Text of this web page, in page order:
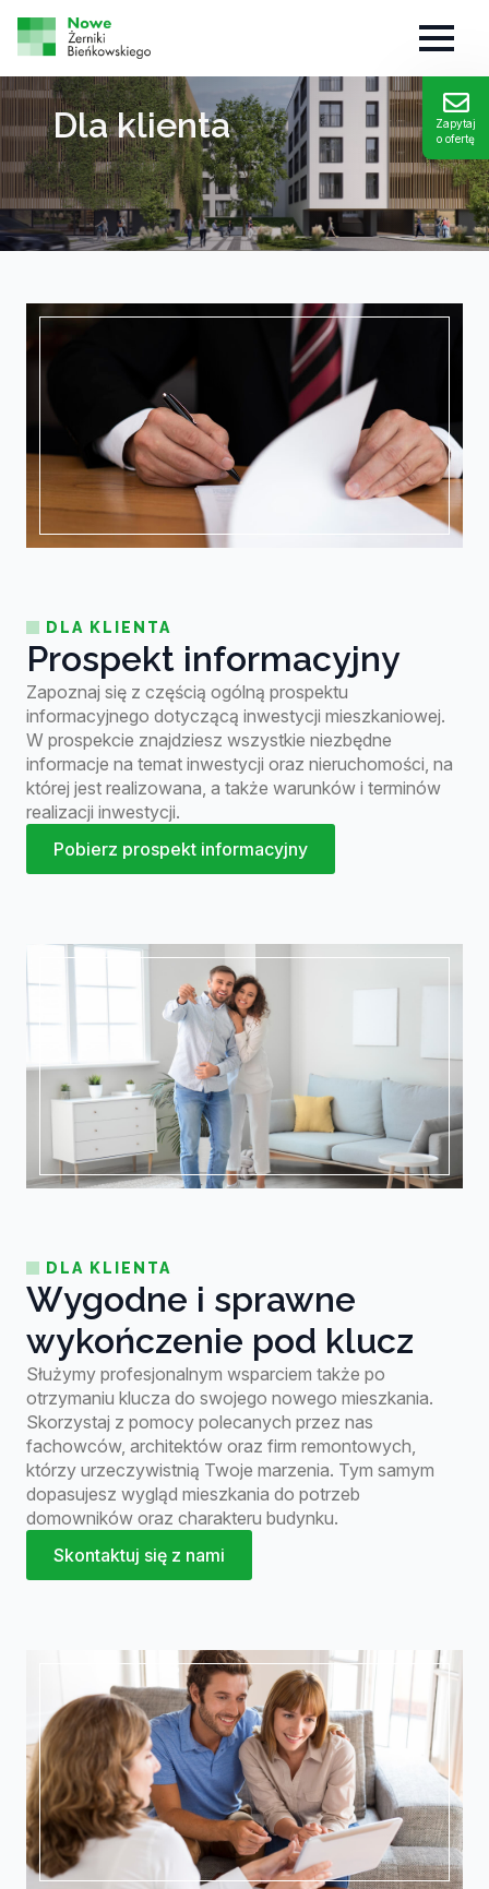
Zapytaj
o ofertę
Dla klienta
DLA KLIENTA
Prospekt informacyjny
Zapoznaj się z częścią ogólną prospektu
informacyjnego dotyczącą inwestycji mieszkaniowej.
W prospekcie znajdziesz wszystkie niezbędne
informacje na temat inwestycji oraz nieruchomości, na
której jest realizowana, a także warunków i terminów
realizacji inwestycji.
Pobierz prospekt informacyjny
DLA KLIENTA
Wygodne i sprawne
wykończenie pod klucz
Służymy profesjonalnym wsparciem także po
otrzymaniu klucza do swojego nowego mieszkania.
Skorzystaj z pomocy polecanych przez nas
fachowców, architektów oraz firm remontowych,
którzy urzeczywistnią Twoje marzenia. Tym samym
dopasujesz wygląd mieszkania do potrzeb
domowników oraz charakteru budynku.
Skontaktuj się z nami